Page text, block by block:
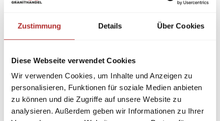
Zustimmung Details Über Cookies
Diese Webseite verwendet Cookies
Wir verwenden Cookies, um Inhalte und Anzeigen zu
personalisieren, Funktionen für soziale Medien anbieten
zu können und die Zugriffe auf unsere Website zu
analysieren. Außerdem geben wir Informationen zu Ihrer